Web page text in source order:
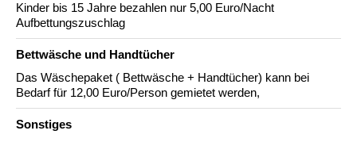
Kinder bis 15 Jahre bezahlen nur 5,00 Euro/Nacht
Aufbettungszuschlag
Bettwäsche und Handtücher
Das Wäschepaket ( Bettwäsche + Handtücher) kann bei
Bedarf für 12,00 Euro/Person gemietet werden,
Sonstiges